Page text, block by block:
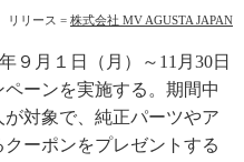
リリース = 株式会社 MV AGUSTA JAPAN
９月１日（月）～11月30日
ペーンを実施する。期間中
対象で、純正パーツやア
ーポンをプレゼントする